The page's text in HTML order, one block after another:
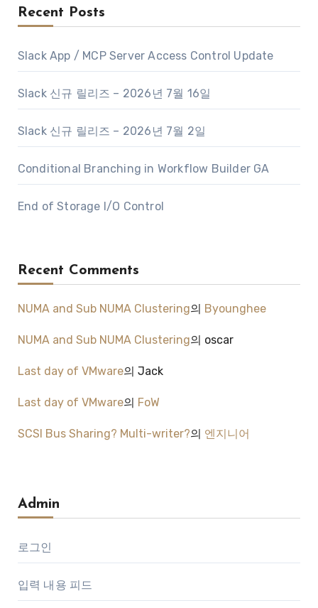
Recent Posts
Slack App / MCP Server Access Control Update
Slack 신규 릴리즈 – 2026년 7월 16일
Slack 신규 릴리즈 – 2026년 7월 2일
Conditional Branching in Workflow Builder GA
End of Storage I/O Control
Recent Comments
NUMA and Sub NUMA Clustering의 Byounghee
NUMA and Sub NUMA Clustering의 oscar
Last day of VMware의 Jack
Last day of VMware의 FoW
SCSI Bus Sharing? Multi-writer?의 엔지니어
Admin
로그인
입력 내용 피드